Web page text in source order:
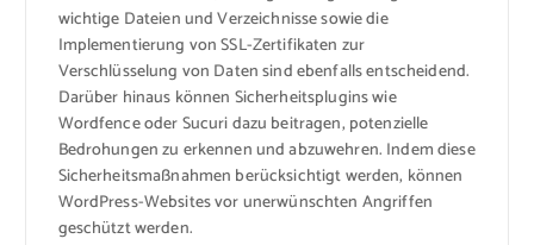
wichtige Dateien und Verzeichnisse sowie die
Implementierung von SSL-Zertifikaten zur
Verschlüsselung von Daten sind ebenfalls entscheidend.
Darüber hinaus können Sicherheitsplugins wie
Wordfence oder Sucuri dazu beitragen, potenzielle
Bedrohungen zu erkennen und abzuwehren. Indem diese
Sicherheitsmaßnahmen berücksichtigt werden, können
WordPress-Websites vor unerwünschten Angriffen
geschützt werden.